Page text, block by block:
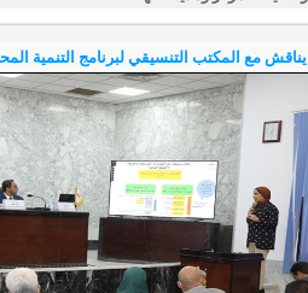
مع المكتب التنسيقي لبرنامج التنمية